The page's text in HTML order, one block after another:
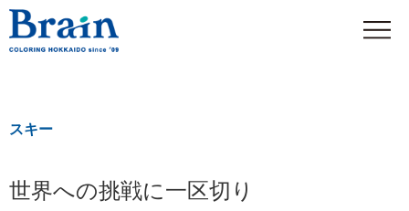
スキー
世界への挑戦に一区切り